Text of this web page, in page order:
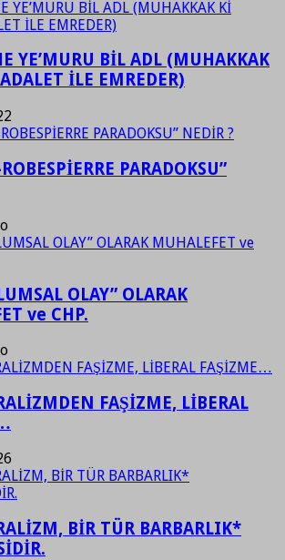
YE’MURU BİL ADL (MUHAKKAK
İLE EMREDER)
PARADOKSU”
OLAY” OLARAK
ve CHP.
FAŞİZME, LİBERAL
BİR TÜR BARBARLIK*